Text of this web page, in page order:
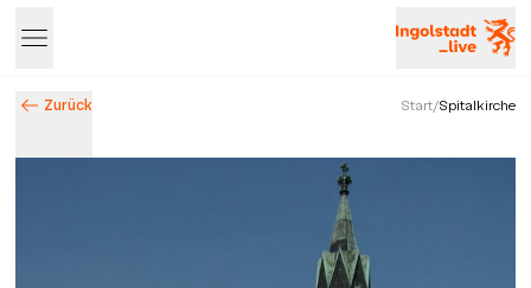
Zurück Start/Spitalkirche
Entdecke Ingolstadt – Events, Highlights & Stadtleben